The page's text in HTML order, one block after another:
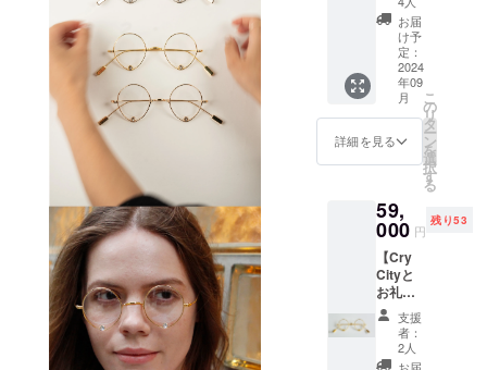
厚さ
1mm ※
リター
ンのお
届けに
ついて
は9月下
旬を予
多少前
後する
可能性
がござ
います
ンプル
さが魅
力の
Classic
にお礼
の絵手
紙を添
えてお
届けい
たしま
レゼン
トラッ
ピング
も対応
可能で
すの
で、ご
希望の
際は備
考欄に
お届
け予
定：
2024
年09
月
詳細を見る
こ
の
リ
タ
ー
ン
を
選
択
す
る
59,
000 円
残り53
【Cry
Cityと
お礼の
絵手
紙】
BOOKA
RTの代
支援
者：
2人
お届